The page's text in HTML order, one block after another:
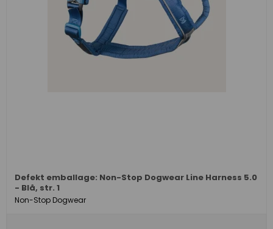
Defekt emballage: Non-Stop Dogwear Line Harness 5.0
- Blå, str. 1
Non-Stop Dogwear